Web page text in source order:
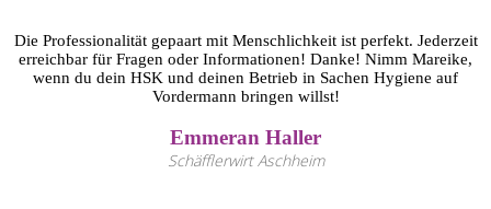
Die Professionalität gepaart mit Menschlichkeit ist perfekt. Jederzeit
erreichbar für Fragen oder Informationen! Danke! Nimm Mareike,
wenn du dein HSK und deinen Betrieb in Sachen Hygiene auf
Vordermann bringen willst!
Emmeran Haller
Schäfflerwirt Aschheim